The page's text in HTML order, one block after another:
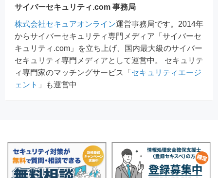
サイバーセキュリティ.com 事務局
株式会社セキュアオンライン運営事務局です。2014年
からサイバーセキュリティ専門メディア「サイバーセ
キュリティ.com」を立ち上げ、国内最大級のサイバー
セキュリティ専門メディアとして運営中。 セキュリテ
ィ専門家のマッチングサービス「 セキュリティエージ
ェント 」も運営中